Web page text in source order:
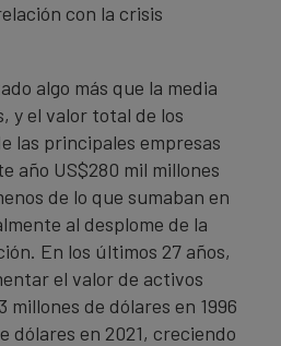
con la crisis
algo más que la media
y el valor total de los
las principales empresas
año US$280 mil millones
de lo que sumaban en
al desplome de la
En los últimos 27 años,
el valor de activos
millones de dólares en 1996
dólares en 2021, creciendo